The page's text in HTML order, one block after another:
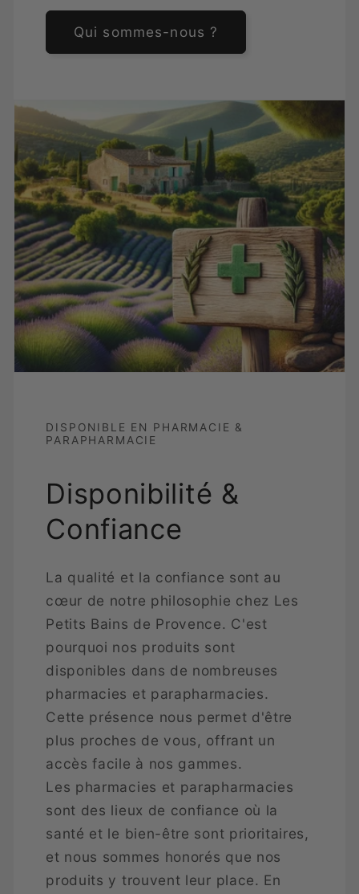
Qui sommes-nous ?
DISPONIBLE EN PHARMACIE &
PARAPHARMACIE
Disponibilité &
Confiance
La qualité et la confiance sont au
cœur de notre philosophie chez Les
Petits Bains de Provence. C'est
pourquoi nos produits sont
disponibles dans de nombreuses
pharmacies et parapharmacies.
Cette présence nous permet d'être
plus proches de vous, offrant un
accès facile à nos gammes.
Les pharmacies et parapharmacies
sont des lieux de confiance où la
santé et le bien-être sont prioritaires,
et nous sommes honorés que nos
produits y trouvent leur place. En